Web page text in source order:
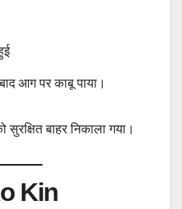
आग पर काबू पाया।
बाहर निकाला गया।
Kin